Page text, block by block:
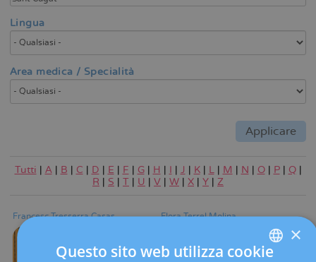
Lingua
Area medica / Specialità
Tutti | A| B | C | D | E | F | G| H | I | J | K| L| M | N | O| P| Q|
R | S | T | U | V | W | X | Y | Z
Francesc Tresserra Casas Flora Terrel Molina
×
Questo sito web utilizza cookie